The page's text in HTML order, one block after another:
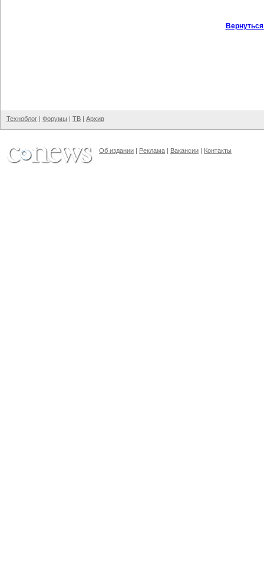
Техноблог | Форумы | ТВ | Архив
Об издании | Реклама | Вакансии | Контакты